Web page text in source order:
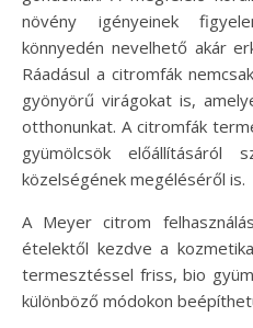
növény igényeinek
könnyedén nevelhető akár
Ráadásul a citromfák
gyönyörű virágokat is,
otthonunkat. A citromfák
gyümölcsök
közelségének megéléséről is.
A Meyer citrom
ételektől kezdve a
termesztéssel friss, bio
különböző módokon